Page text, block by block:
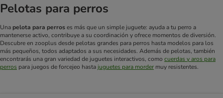
Pelotas para perros
Una pelota para perroses más que un simple juguete: ayuda a tu perro a
mantenerse activo, contribuye a su coordinación y ofrece momentos de diversión.
Descubre en zooplus desde pelotas grandes para perros hasta modelos para los
más pequeños, todos adaptados a sus necesidades. Además de pelotas, también
encontrarás una gran variedad de juguetes interactivos, como cuerdas y aros para
perros para juegos de forcejeo hasta juguetes para morder muy resistentes.